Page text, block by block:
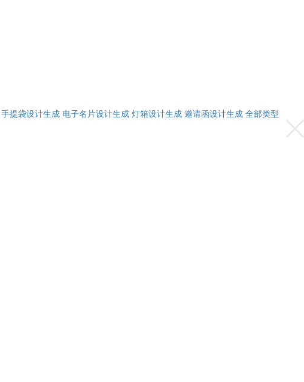
手提袋设计生成 电子名片设计生成 灯箱设计生成 邀请函设计生成 全部类型